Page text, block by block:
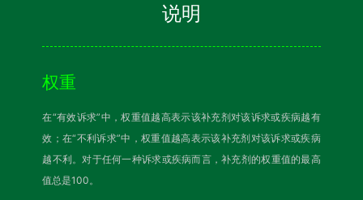
说明
权重
在“有效诉求”中，权重值越高表示该补充剂对该诉求或疾病越有
效；在“不利诉求”中，权重值越高表示该补充剂对该诉求或疾病
越不利。对于任何一种诉求或疾病而言，补充剂的权重值的最高
值总是100。